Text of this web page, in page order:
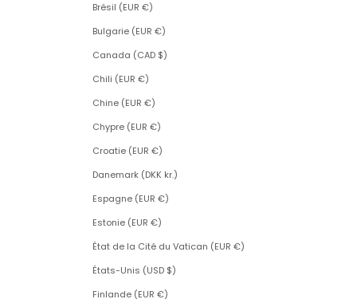
Brésil (EUR €)
Bulgarie (EUR €)
Canada (CAD $)
Chili (EUR €)
Chine (EUR €)
Chypre (EUR €)
Croatie (EUR €)
Danemark (DKK kr.)
Espagne (EUR €)
Estonie (EUR €)
État de la Cité du Vatican (EUR €)
États-Unis (USD $)
Finlande (EUR €)